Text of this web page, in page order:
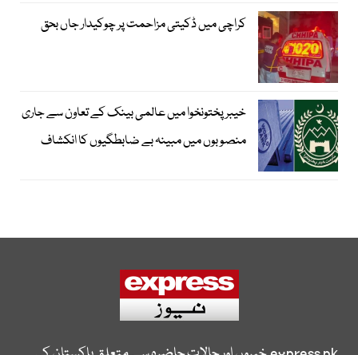
کراچی میں ڈکیتی مزاحمت پر چوکیدار جاں بحق
خیبرپختونخوا میں عالمی بینک کے تعاون سے جاری
منصوبوں میں مبینہ بے ضابطگیوں کا انکشاف